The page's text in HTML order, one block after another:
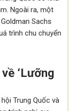
Ngoài ra, một
Sachs
trình chu chuyển
‘Lưỡng
Trung Quốc và